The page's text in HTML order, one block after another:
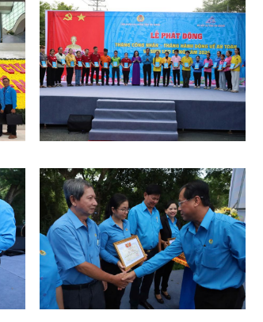
TCN
TCN